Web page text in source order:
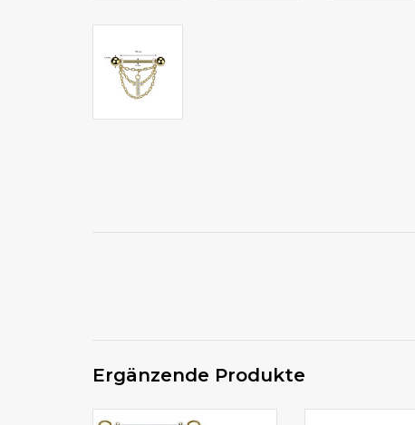
Ergänzende Produkte
Brustpiercing mit Zirkonia